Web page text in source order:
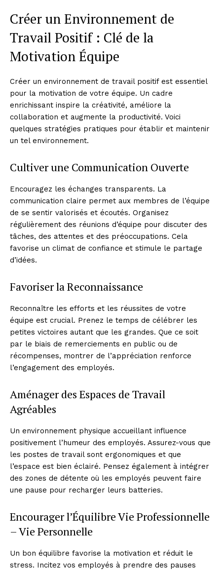
Créer un Environnement de
Travail Positif : Clé de la
Motivation Équipe
Créer un environnement de travail positif est essentiel
pour la motivation de votre équipe. Un cadre
enrichissant inspire la créativité, améliore la
collaboration et augmente la productivité. Voici
quelques stratégies pratiques pour établir et maintenir
un tel environnement.
Cultiver une Communication Ouverte
Encouragez les échanges transparents. La
communication claire permet aux membres de l’équipe
de se sentir valorisés et écoutés. Organisez
régulièrement des réunions d’équipe pour discuter des
tâches, des attentes et des préoccupations. Cela
favorise un climat de confiance et stimule le partage
d’idées.
Favoriser la Reconnaissance
Reconnaître les efforts et les réussites de votre
équipe est crucial. Prenez le temps de célébrer les
petites victoires autant que les grandes. Que ce soit
par le biais de remerciements en public ou de
récompenses, montrer de l’appréciation renforce
l’engagement des employés.
Aménager des Espaces de Travail
Agréables
Un environnement physique accueillant influence
positivement l’humeur des employés. Assurez-vous que
les postes de travail sont ergonomiques et que
l’espace est bien éclairé. Pensez également à intégrer
des zones de détente où les employés peuvent faire
une pause pour recharger leurs batteries.
Encourager l’Équilibre Vie Professionnelle
– Vie Personnelle
Un bon équilibre favorise la motivation et réduit le
stress. Incitez vos employés à prendre des pauses